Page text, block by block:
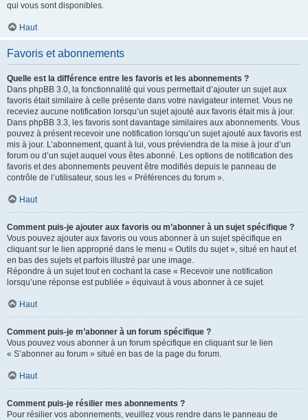
qui vous sont disponibles.
Haut
Favoris et abonnements
Quelle est la différence entre les favoris et les abonnements ?
Dans phpBB 3.0, la fonctionnalité qui vous permettait d’ajouter un sujet aux
favoris était similaire à celle présente dans votre navigateur internet. Vous ne
receviez aucune notification lorsqu’un sujet ajouté aux favoris était mis à jour.
Dans phpBB 3.3, les favoris sont davantage similaires aux abonnements. Vous
pouvez à présent recevoir une notification lorsqu’un sujet ajouté aux favoris est
mis à jour. L’abonnement, quant à lui, vous préviendra de la mise à jour d’un
forum ou d’un sujet auquel vous êtes abonné. Les options de notification des
favoris et des abonnements peuvent être modifiés depuis le panneau de
contrôle de l’utilisateur, sous les « Préférences du forum ».
Haut
Comment puis-je ajouter aux favoris ou m’abonner à un sujet spécifique ?
Vous pouvez ajouter aux favoris ou vous abonner à un sujet spécifique en
cliquant sur le lien approprié dans le menu « Outils du sujet », situé en haut et
en bas des sujets et parfois illustré par une image.
Répondre à un sujet tout en cochant la case « Recevoir une notification
lorsqu’une réponse est publiée » équivaut à vous abonner à ce sujet.
Haut
Comment puis-je m’abonner à un forum spécifique ?
Vous pouvez vous abonner à un forum spécifique en cliquant sur le lien
« S’abonner au forum » situé en bas de la page du forum.
Haut
Comment puis-je résilier mes abonnements ?
Pour résilier vos abonnements, veuillez vous rendre dans le panneau de